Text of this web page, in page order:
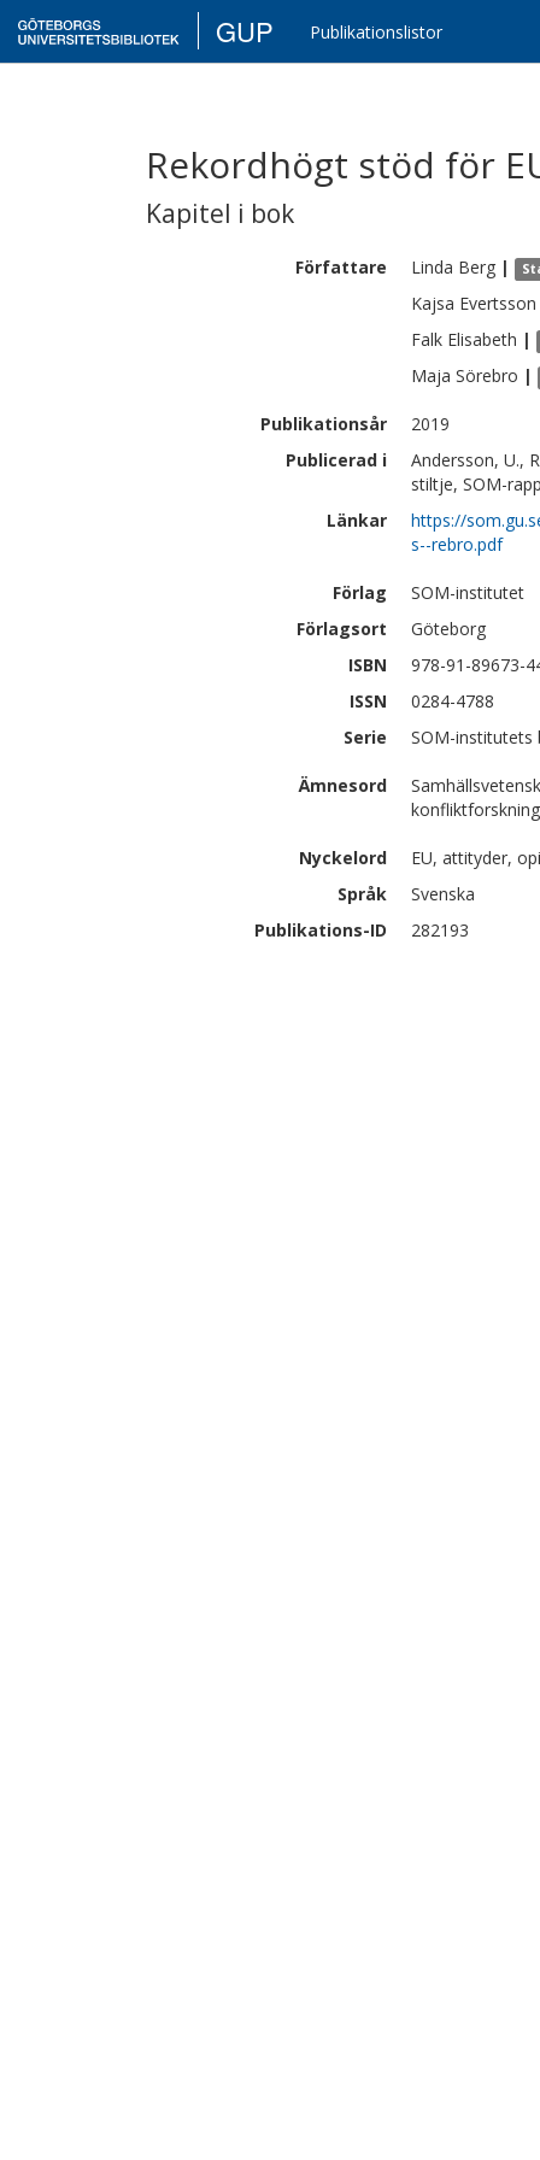
GUP Publikationslistor
Rekordhögt stöd för
Kapitel i bok
Författare Linda Berg |
Kajsa Evertsson
Falk Elisabeth |
Maja Sörebro |
Publikationsår
2019
Publicerad i
Andersson, U.,
stiltje, SOM-
Länkar
https://
s--rebro.pdf
Förlag
SOM-institutet
Förlagsort
Göteborg
ISBN
978-91-89673-
ISSN
0284-4788
Serie
SOM-institutets
Ämnesord
Nyckelord
EU, attityder,
Språk
Svenska
Publikations-ID
282193